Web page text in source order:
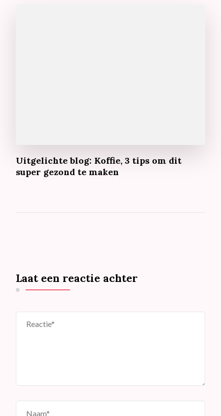
Uitgelichte blog: Koffie, 3 tips om dit
super gezond te maken
Laat een reactie achter